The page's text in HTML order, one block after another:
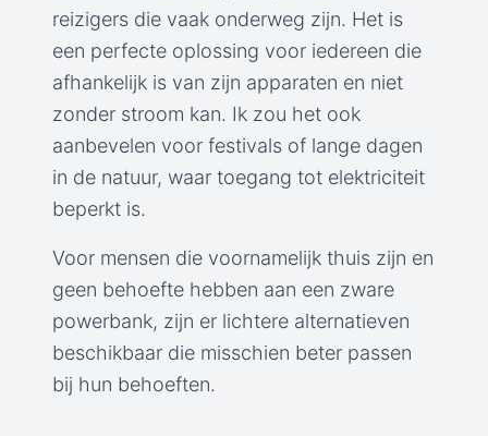
reizigers die vaak onderweg zijn. Het is
een perfecte oplossing voor iedereen die
afhankelijk is van zijn apparaten en niet
zonder stroom kan. Ik zou het ook
aanbevelen voor festivals of lange dagen
in de natuur, waar toegang tot elektriciteit
beperkt is.
Voor mensen die voornamelijk thuis zijn en
geen behoefte hebben aan een zware
powerbank, zijn er lichtere alternatieven
beschikbaar die misschien beter passen
bij hun behoeften.